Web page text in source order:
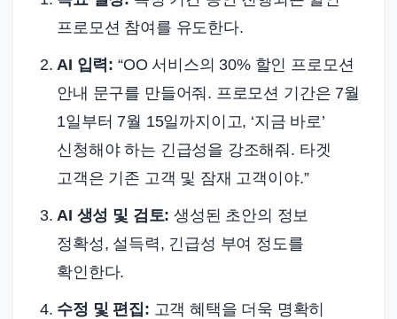
프로모션 참여를 유도한다.
AI 입력: “OO 서비스의 30% 할인 프로모션
안내 문구를 만들어줘. 프로모션 기간은 7월
1일부터 7월 15일까지이고, ‘지금 바로’
신청해야 하는 긴급성을 강조해줘. 타겟
고객은 기존 고객 및 잠재 고객이야.”
AI 생성 및 검토: 생성된 초안의 정보
정확성, 설득력, 긴급성 부여 정도를
확인한다.
수정 및 편집: 고객 혜택을 더욱 명확히